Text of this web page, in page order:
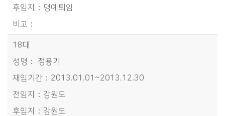
명예퇴임
18대
정용기
2013.01.01~2013.12.30
강원도
강원도